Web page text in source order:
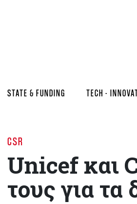
STATE & FUNDING TECH -
CSR
Unicef και
τους για τα